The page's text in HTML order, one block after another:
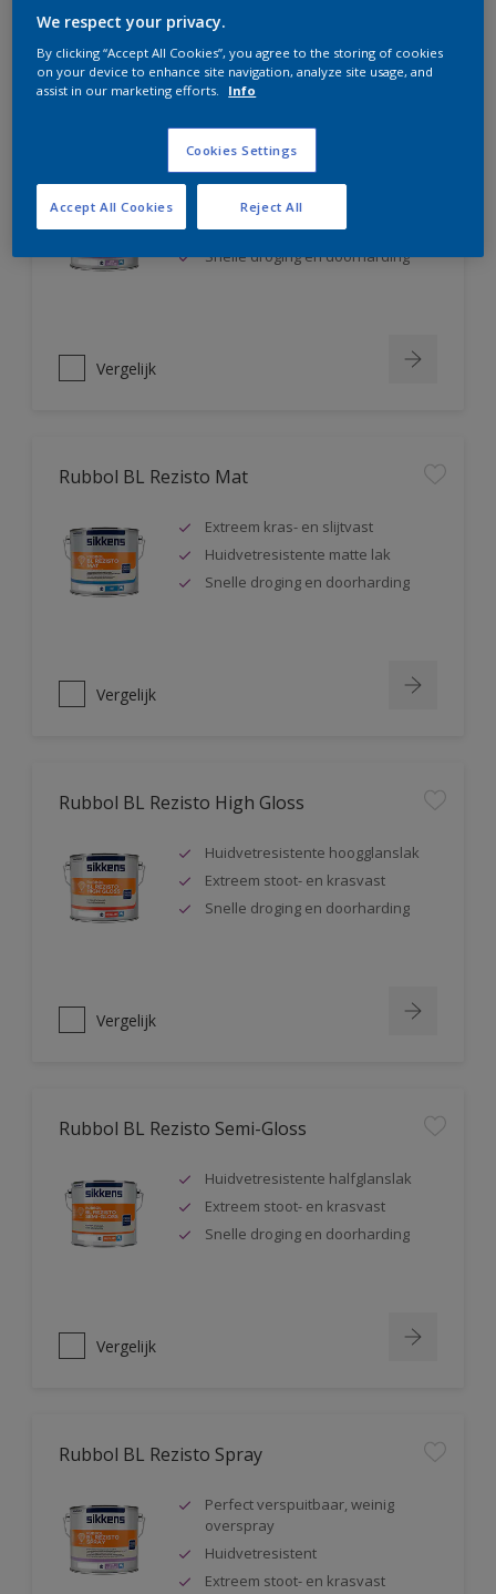
Rubbol BL Rezisto Satin
Extreem kras- en slijtvast
Huidvetresistente zijdeglanslak
Snelle droging en doorharding
Vergelijk
Rubbol BL Rezisto Mat
Extreem kras- en slijtvast
Huidvetresistente matte lak
Snelle droging en doorharding
Vergelijk
Rubbol BL Rezisto High Gloss
Huidvetresistente hoogglanslak
Extreem stoot- en krasvast
Snelle droging en doorharding
Vergelijk
Rubbol BL Rezisto Semi-Gloss
Huidvetresistente halfglanslak
Extreem stoot- en krasvast
Snelle droging en doorharding
Vergelijk
Rubbol BL Rezisto Spray
Perfect verspuitbaar, weinig
overspray
Huidvetresistent
Extreem stoot- en krasvast
We respect your privacy.
By clicking “Accept All Cookies”, you agree to the storing of cookies
on your device to enhance site navigation, analyze site usage, and
assist in our marketing efforts.
Info
Cookies Settings
Reject All
Accept All Cookies